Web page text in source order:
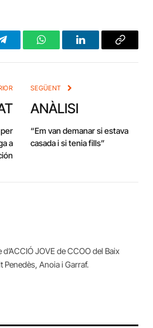
TelegramWhatsAppLinkedInCopy
a
SEGÜENT
ANÀLISI
“Em van demanar si estava
casada i si tenia fills”
JOVE de CCOO del Baix
Penedès, Anoia i Garraf.